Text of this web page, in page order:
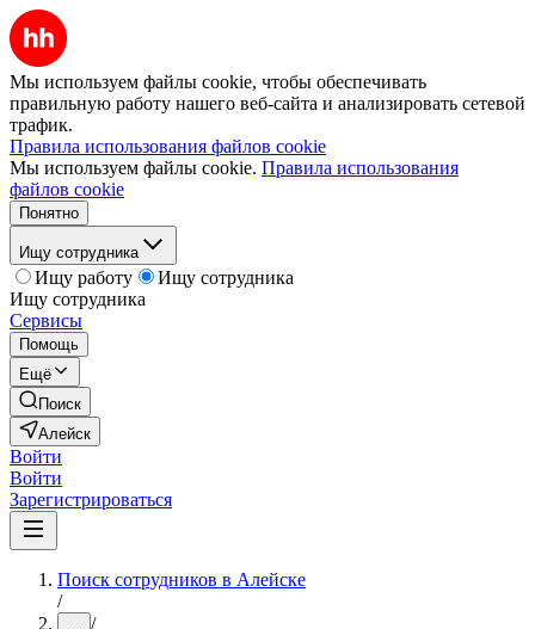
Мы используем файлы cookie, чтобы обеспечивать
правильную работу нашего веб-сайта и анализировать сетевой
трафик.
Правила использования файлов cookie
Мы используем файлы cookie. Правила использования
файлов cookie
Понятно
Ищу сотрудника
Ищу работу
Ищу сотрудника
Ищу сотрудника
Сервисы
Помощь
Ещё
Поиск
Алейск
Войти
Войти
Зарегистрироваться
Поиск сотрудников в Алейске
/
... /